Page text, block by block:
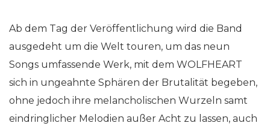
Ab dem Tag der Veröffentlichung wird die Band
ausgedeht um die Welt touren, um das neun
Songs umfassende Werk, mit dem WOLFHEART
sich in ungeahnte Sphären der Brutalität begeben,
ohne jedoch ihre melancholischen Wurzeln samt
eindringlicher Melodien außer Acht zu lassen, auch